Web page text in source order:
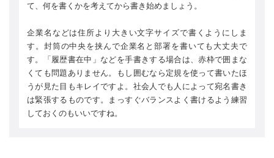
て、何を書くかを考えてから書き始めましょう。
企業名などは住所より大きい文字サイズで書くようにしま
す。封筒の中央を挟んで企業名と部署を書いても大丈夫で
す。「履歴書在中」などを手書きする場合は、赤枠で囲まな
くても問題ありません。もし囲むなら定規を使って書いたほ
うが見た目もキレイですよ。社会人でも人によって宛名書き
は緊張するものです。まっすぐバランスよく書けるよう練習
しておくのもいいですね。